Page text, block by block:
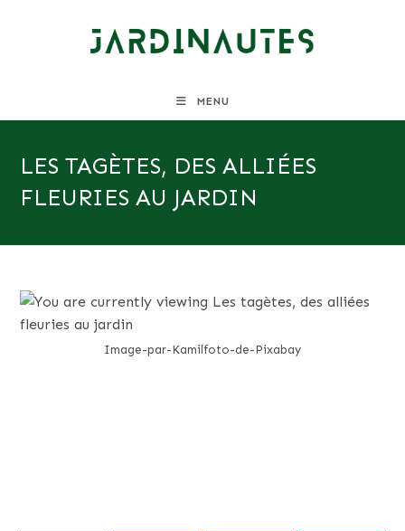
MENU
LES TAGÈTES, DES ALLIÉES
FLEURIES AU JARDIN
Image-par-Kamilfoto-de-Pixabay